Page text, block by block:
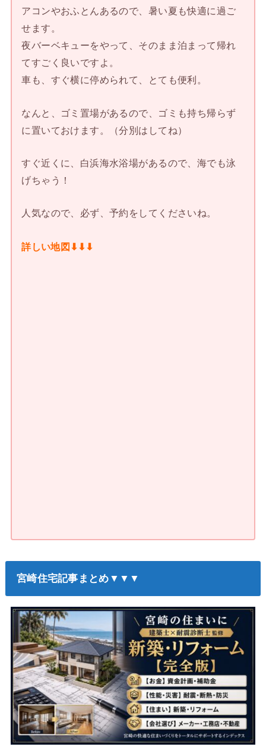
アコンやおふとんあるので、暑い夏も快適に過ご
せます。
夜バーベキューをやって、そのまま泊まって帰れ
てすごく良いですよ。
車も、すぐ横に停められて、とても便利。
なんと、ゴミ置場があるので、ゴミも持ち帰らず
に置いておけます。（分別はしてね）
すぐ近くに、白浜海水浴場があるので、海でも泳
げちゃう！
人気なので、必ず、予約をしてくださいね。
詳しい地図⬇︎⬇︎⬇︎
宮崎住宅記事まとめ▼▼▼